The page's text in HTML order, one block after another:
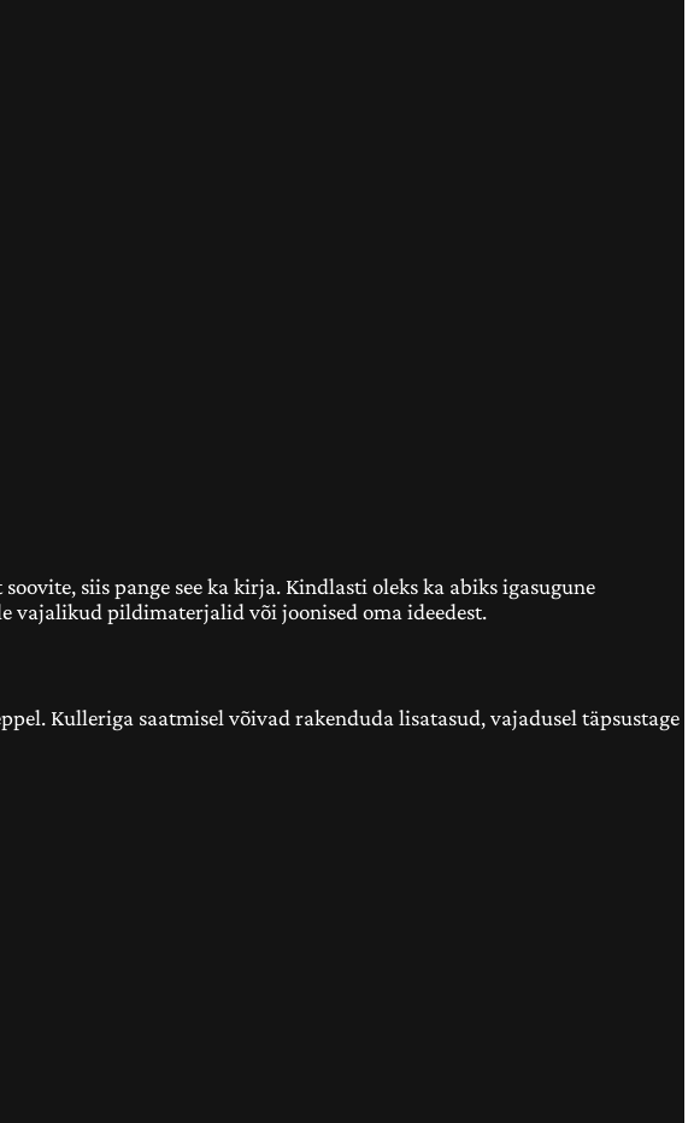
siis pange see ka kirja. Kindlasti oleks ka abiks igasugune
vajalikud pildimaterjalid või joonised oma ideedest.
Kulleriga saatmisel võivad rakenduda lisatasud, vajadusel täpsustage